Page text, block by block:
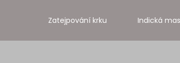
Zatejpování krku Indická